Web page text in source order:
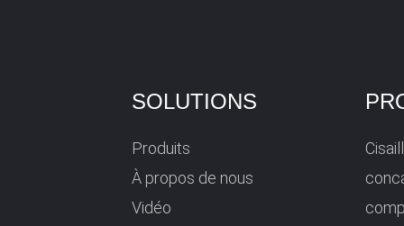
SOLUTIONS
Produits
À propos de nous
Vidéo